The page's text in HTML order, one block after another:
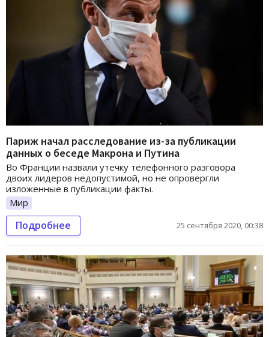
Париж начал расследование из-за публикации
данных о беседе Макрона и Путина
Во Франции назвали утечку телефонного разговора
двоих лидеров недопустимой, но не опровергли
изложенные в публикации факты.
Мир
Подробнее 25 сентября 2020, 00:38